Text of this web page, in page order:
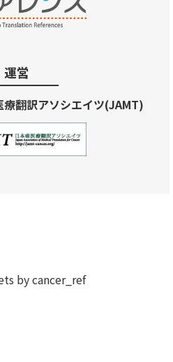
運営
療翻訳アソシエイツ(JAMT)
by cancer_ref